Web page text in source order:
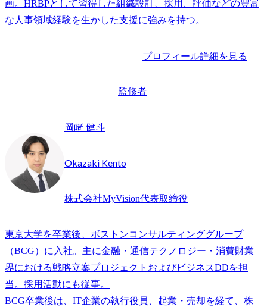
画。HRBPとして習得した組織設計、採用、評価などの豊富
な人事領域経験を生かした支援に強みを持つ。
プロフィール詳細を見る
監修者
岡﨑 健斗
Okazaki Kento
株式会社MyVision代表取締役
東京大学を卒業後、ボストンコンサルティンググループ
（BCG）に入社。主に金融・通信テクノロジー・消費財業
界における戦略立案プロジェクトおよびビジネスDDを担
当。採用活動にも従事。
BCG卒業後は、IT企業の執行役員、起業・売却を経て、株